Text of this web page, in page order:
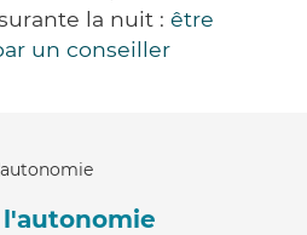
la nuit : être
un conseiller
l'autonomie